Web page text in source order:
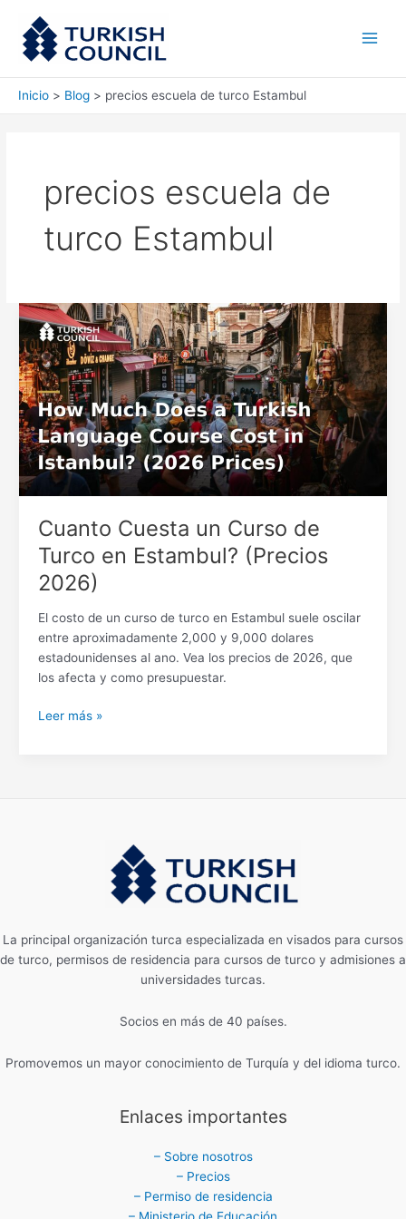
contenido
Inicio Blog precios escuela de turco Estambul
precios escuela de
turco Estambul
Cuanto Cuesta un Curso de
Turco en Estambul? (Precios
2026)
El costo de un curso de turco en Estambul suele oscilar
entre aproximadamente 2,000 y 9,000 dolares
estadounidenses al ano. Vea los precios de 2026, que
los afecta y como presupuestar.
Cuanto
Cuesta
un
Curso
de
Turco
en
Estambul?
(Precios
Leer más »
La principal organización turca especializada en visados ​​para cursos
de turco, permisos de residencia para cursos de turco y admisiones a
universidades turcas.
Socios en más de 40 países.
Promovemos un mayor conocimiento de Turquía y del idioma turco.
Enlaces importantes
– Sobre nosotros
– Precios
– Permiso de residencia